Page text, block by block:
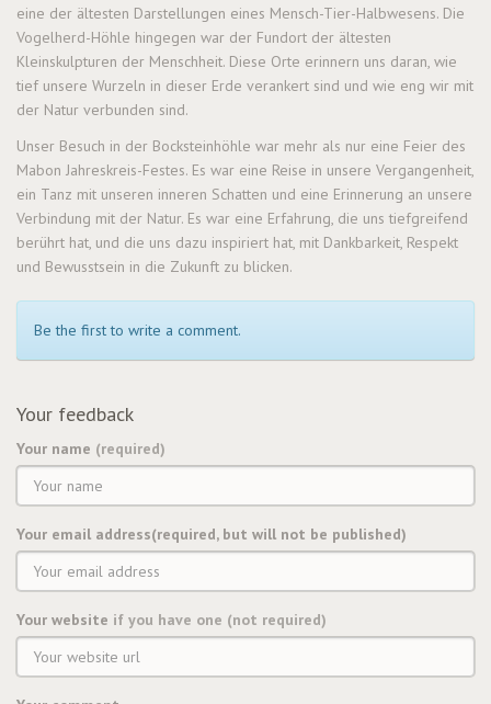
eine der ältesten Darstellungen eines Mensch-Tier-Halbwesens. Die
Vogelherd-Höhle hingegen war der Fundort der ältesten
Kleinskulpturen der Menschheit. Diese Orte erinnern uns daran, wie
tief unsere Wurzeln in dieser Erde verankert sind und wie eng wir mit
der Natur verbunden sind.
Unser Besuch in der Bocksteinhöhle war mehr als nur eine Feier des
Mabon Jahreskreis-Festes. Es war eine Reise in unsere Vergangenheit,
ein Tanz mit unseren inneren Schatten und eine Erinnerung an unsere
Verbindung mit der Natur. Es war eine Erfahrung, die uns tiefgreifend
berührt hat, und die uns dazu inspiriert hat, mit Dankbarkeit, Respekt
und Bewusstsein in die Zukunft zu blicken.
Be the first to write a comment.
Your feedback
Your name (required)
Your email address(required, but will not be published)
Your website if you have one (not required)